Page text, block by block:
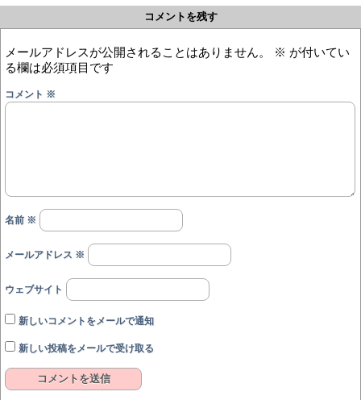
コメントを残す
メールアドレスが公開されることはありません。 ※ が付いてい
る欄は必須項目です
コメント ※
名前 ※
メールアドレス ※
ウェブサイト
新しいコメントをメールで通知
新しい投稿をメールで受け取る